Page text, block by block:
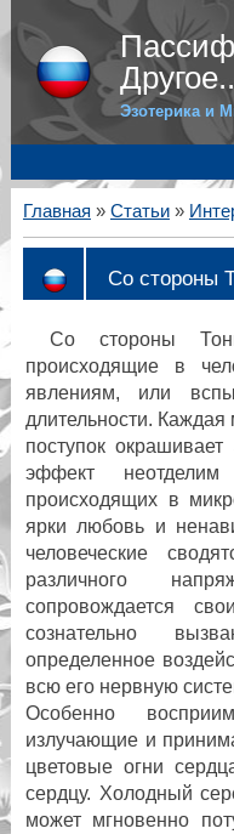
Эзотерика и
Главная » Статьи»
Со стороны
Со стороны
происходящие в
явлениям, или
длительности.
поступок
эффект
происходящих в
ярки любовь и
человеческие
различного
сопровождается
сознательно
определенное
всю его нервную
Особенно
излучающие и
цветовые огни
сердцу. Холодный
может мгновенно